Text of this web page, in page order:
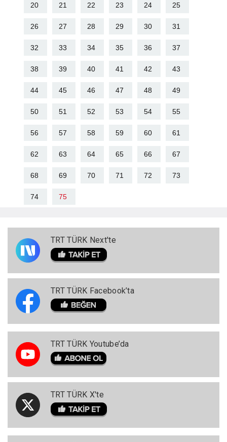
20 21 22 23 24 25
26 27 28 29 30 31
32 33 34 35 36 37
38 39 40 41 42 43
44 45 46 47 48 49
50 51 52 53 54 55
56 57 58 59 60 61
62 63 64 65 66 67
68 69 70 71 72 73
74 75
TRT TÜRK Next'te
TRT TÜRK Facebook’ta
TRT TÜRK Youtube’da
TRT TÜRK X'te